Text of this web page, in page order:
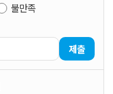
불만족
제출